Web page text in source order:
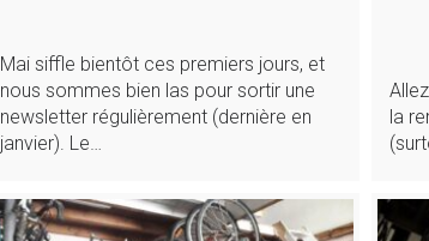
Mai siffle bientôt ces premiers jours, et
nous sommes bien las pour sortir une
newsletter régulièrement (dernière en
janvier). Le…
la